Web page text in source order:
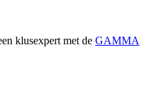
klusexpert met de GAMMA